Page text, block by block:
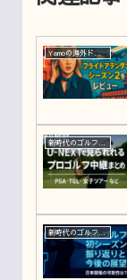
Yamoの海外ドラマレビュー
新時代のゴルフリーグTGL